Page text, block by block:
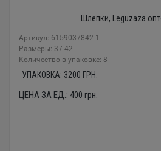
Шлепки, Leguzaza
Артикул: 6159037842 1
Размеры: 37-42
Количество в упаковке: 8
УПАКОВКА: 3200 ГРН.
ЦЕНА ЗА ЕД.: 400 грн.